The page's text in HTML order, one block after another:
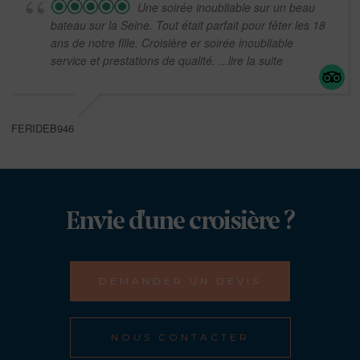
Une soirée inoubliable sur un beau
bateau sur la Seine. Tout était parfait pour fêter les 18
ans de notre fille. Croisière er soirée inoubliable
service et prestations de qualité. ...lire la suite
FERIDEB946
Envie d'une croisière ?
DEMANDER UN DEVIS
NOUS CONTACTER